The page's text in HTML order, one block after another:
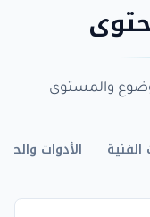
والمستوى
الأدوات